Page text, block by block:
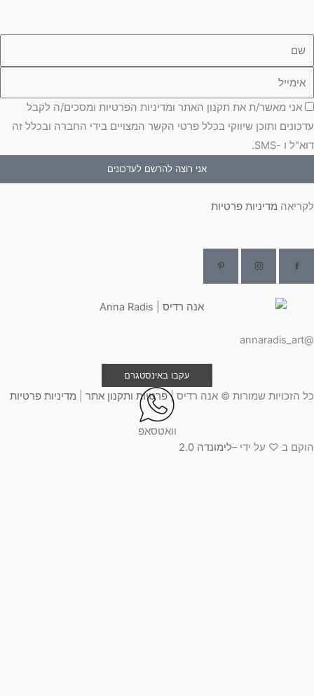
הסכמה
אני מאשר/ת את תקנון האתר ומדיניות הפרטיות ומסכים/ה לקבל
עדכונים ותוכן שיווקי בכלל פרטי הקשר המצויים בידי החברה ובכלל זה
דוא"ל ו -SMS.
אני רוצה להרשם לעדכונים
לקריאה מדיניות פרטיות
@annaradis_art
עקבו באינסטגרם
כל הזכויות שמורות © אנה רדיס |פרטיות ותקנון אתר מדיניות פרטיות
הוקם ב ♡ על ידי –לימונדה 2.0
וואטסאפ